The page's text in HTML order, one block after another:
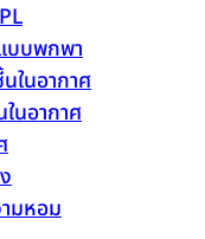
บบพกพา
ในอากาศ
นอากาศ
มหอม